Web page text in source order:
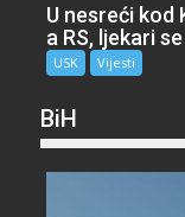
U nesreći kod
a RS, ljekari
USK Vijesti
BiH